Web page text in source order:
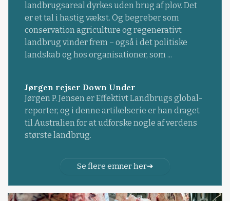
landbrugsareal dyrkes uden brug af plov. Det
er et tal i hastig vækst. Og begreber som
conservation agriculture og regenerativt
landbrug vinder frem – også i det politiske
landskab og hos organisationer, som ...
Jørgen rejser Down Under
Jørgen P. Jensen er Effektivt Landbrugs global-
reporter, og i denne artikelserie er han draget
til Australien for at udforske nogle af verdens
største landbrug.
Se flere emner her